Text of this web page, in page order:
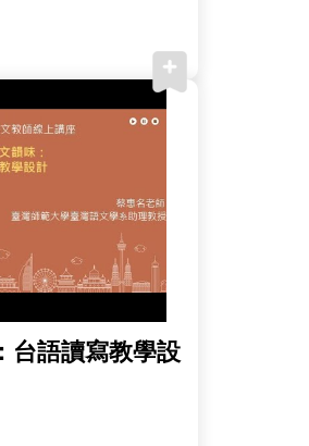
台語讀寫教學設